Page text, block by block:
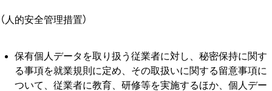
（⼈的安全管理措置）
保有個⼈データを取り扱う従業者に対し、秘密保持に関す
る事項を就業規則に定め、その取扱いに関する留意事項に
ついて、従業者に教育、研修等を実施するほか、個⼈デー